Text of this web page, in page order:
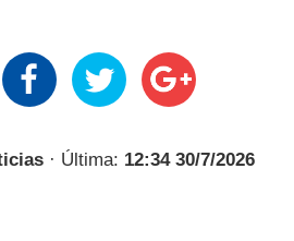
· Última: 12:34 30/7/2026